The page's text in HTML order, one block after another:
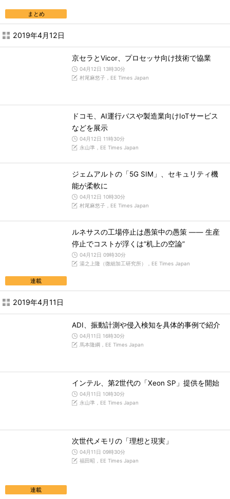
まとめ
2019年4月12日
京セラとVicor、プロセッサ向け技術で協業
04月12日 13時30分
村尾麻悠子，EE Times Japan
ドコモ、AI運行バスや製造業向けIoTサービス
などを展示
04月12日 11時30分
永山準，EE Times Japan
ジェムアルトの「5G SIM」、セキュリティ機
能が柔軟に
04月12日 10時30分
村尾麻悠子，EE Times Japan
連載
ルネサスの工場停止は愚策中の愚策 ―― 生産
停止でコストが浮くは“机上の空論”
04月12日 09時30分
湯之上隆（微細加工研究所），EE Times Japan
2019年4月11日
ADI、振動計測や侵入検知を具体的事例で紹介
04月11日 16時30分
馬本隆綱，EE Times Japan
インテル、第2世代の「Xeon SP」提供を開始
04月11日 10時30分
永山準，EE Times Japan
連載
次世代メモリの「理想と現実」
04月11日 09時30分
福田昭，EE Times Japan